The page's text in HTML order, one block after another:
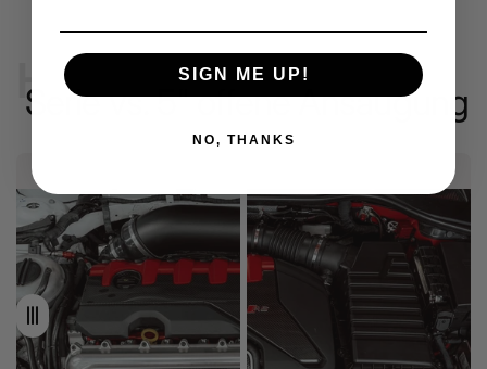
HPerformance
Serie vs. 5" offene Ansaugung
SIGN ME UP!
NO, THANKS